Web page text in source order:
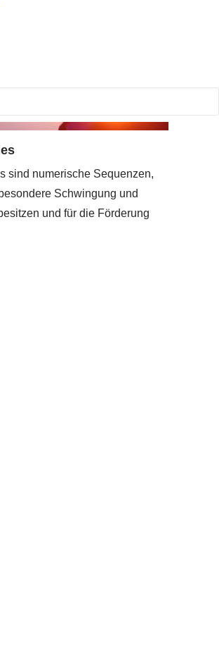
sind numerische Sequenzen,
Schwingung und
und für die Förderung